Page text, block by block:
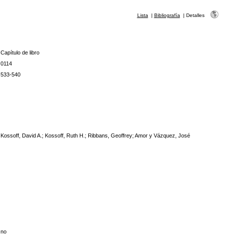
Lista | Bibliografía | Detalles
Capítulo de libro
0114
533-540
Kossoff, David A.; Kossoff, Ruth H.; Ribbans, Geoffrey; Amor y Vázquez, José
no